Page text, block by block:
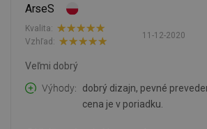
ArseS
11-12-2020
Kvalita:
Vzhľad:
Veľmi dobrý
Výhody
dobrý dizajn, pevné
cena je v poriadku.